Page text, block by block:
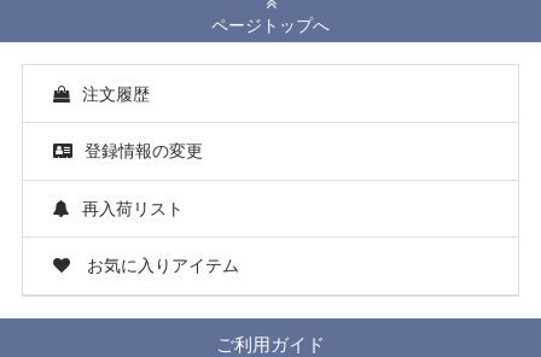
ページトップへ
注文履歴
登録情報の変更
再入荷リスト
お気に入りアイテム
ご利用ガイド